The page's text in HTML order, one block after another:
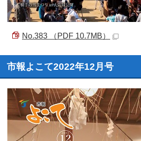
No.383 （PDF 10.7MB）
市報よこて2022年12月号